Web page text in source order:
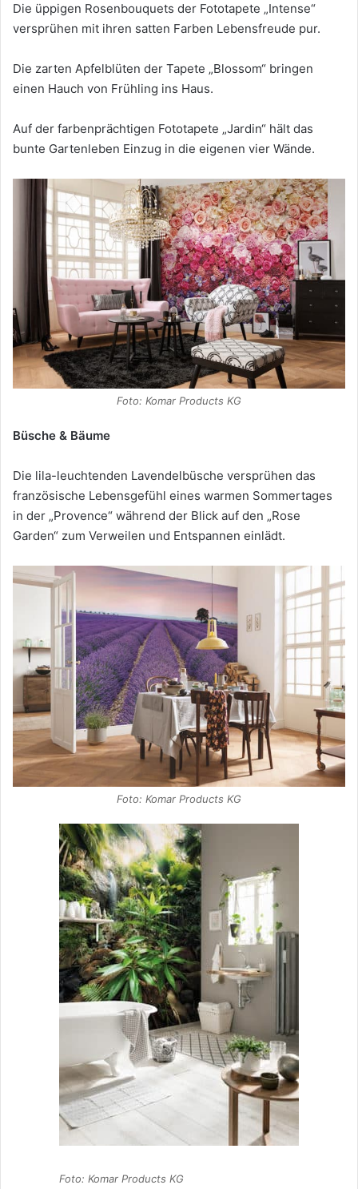
Die üppigen Rosenbouquets der Fototapete „Intense“
versprühen mit ihren satten Farben Lebensfreude pur.
Die zarten Apfelblüten der Tapete „Blossom“ bringen
einen Hauch von Frühling ins Haus.
Auf der farbenprächtigen Fototapete „Jardin“ hält das
bunte Gartenleben Einzug in die eigenen vier Wände.
Foto: Komar Products KG
Büsche & Bäume
Die lila-leuchtenden Lavendelbüsche versprühen das
französische Lebensgefühl eines warmen Sommertages
in der „Provence“ während der Blick auf den „Rose
Garden“ zum Verweilen und Entspannen einlädt.
Foto: Komar Products KG
Foto: Komar Products KG